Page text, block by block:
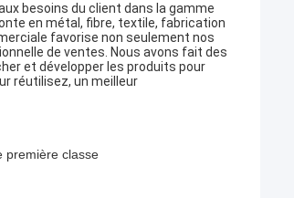
besoins du client dans la gamme
en métal, fibre, textile, fabrication
favorise non seulement nos
de ventes. Nous avons fait des
et développer les produits pour
réutilisez, un meilleur
première classe